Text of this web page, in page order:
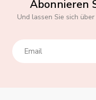
Abonnieren
Und lassen Sie sich